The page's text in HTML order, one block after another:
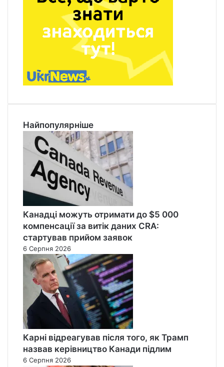
Найпопулярніше
Канадці можуть отримати до $5 000
компенсації за витік даних CRA:
стартував прийом заявок
6 Серпня 2026
Карні відреагував після того, як Трамп
назвав керівництво Канади підлим
6 Серпня 2026